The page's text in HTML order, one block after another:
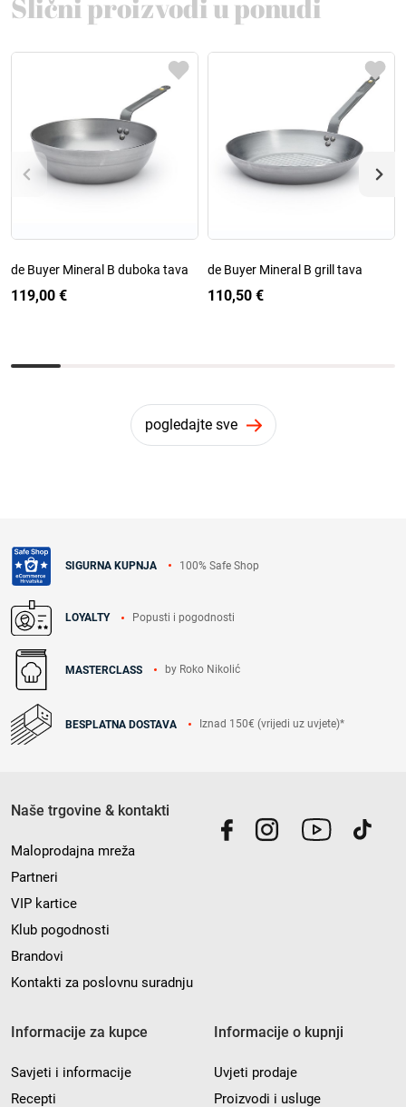
de Buyer Mineral B duboka tava
119,00 €
de Buyer Mineral B grill tava
110,50 €
pogledajte sve
SIGURNA KUPNJA 100% Safe Shop
LOYALTY Popusti i pogodnosti
MASTERCLASS by Roko Nikolić
BESPLATNA DOSTAVA Iznad 150€ (vrijedi uz uvjete)*
Naše trgovine & kontakti
Maloprodajna mreža
Partneri
VIP kartice
Klub pogodnosti
Brandovi
Kontakti za poslovnu suradnju
Informacije za kupce
Savjeti i informacije
Recepti
Informacije o kupnji
Uvjeti prodaje
Proizvodi i usluge